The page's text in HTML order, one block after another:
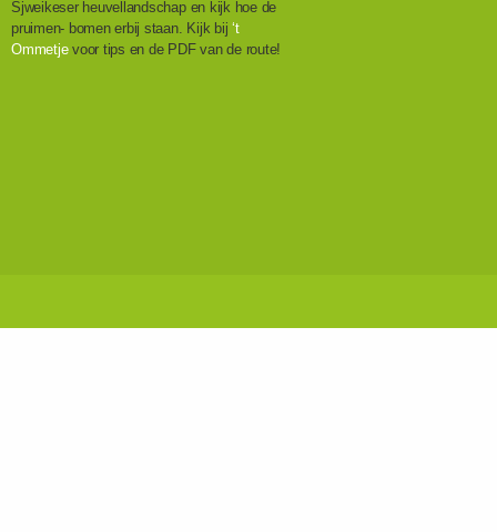
Sjweikeser heuvellandschap en kijk hoe de
pruimen- bomen erbij staan. Kijk bij‘t
Ommetjevoor tips en de PDF van de route!